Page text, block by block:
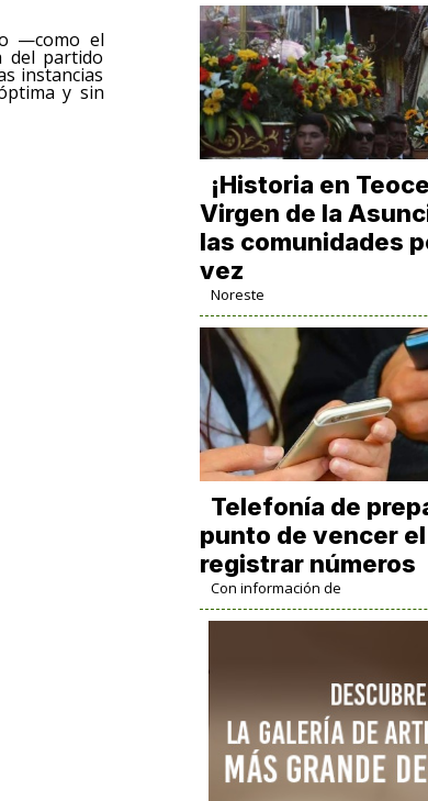
—como el
del partido
instancias
y sin
​¡Historia en
Virgen de la
las comunidades
vez
Noreste
Telefonía de
punto de vencer
registrar números
Con información de